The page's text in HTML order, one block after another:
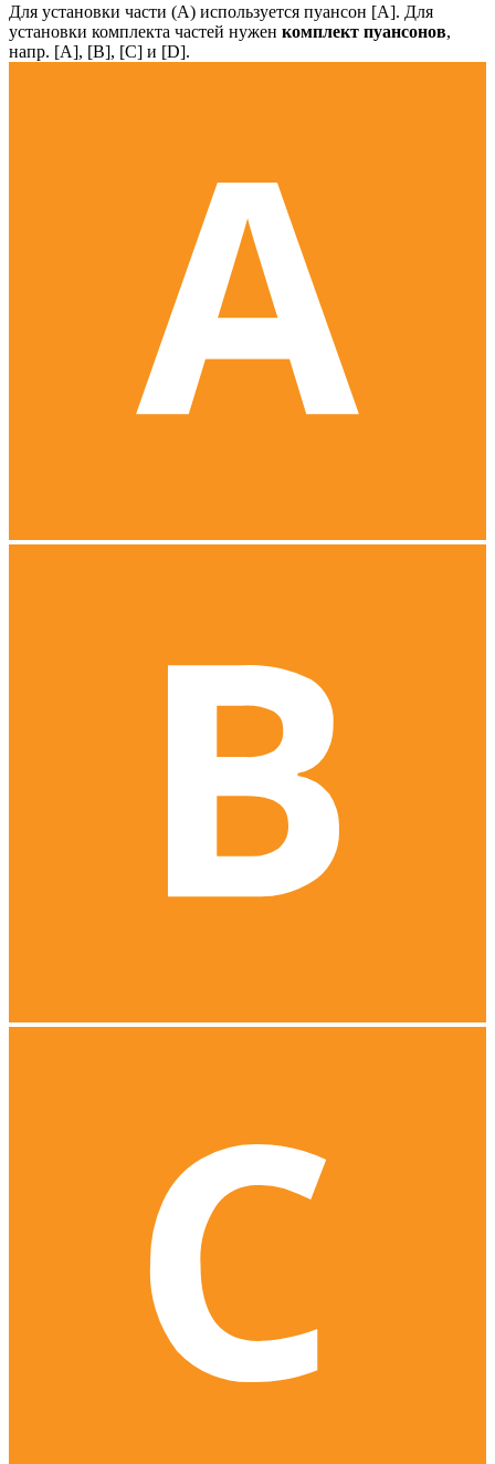
Для установки части (А) используется пуансон [А]. Для
установки комплекта частей нужен комплект пуансонов,
напр. [А], [B], [С] и [D].